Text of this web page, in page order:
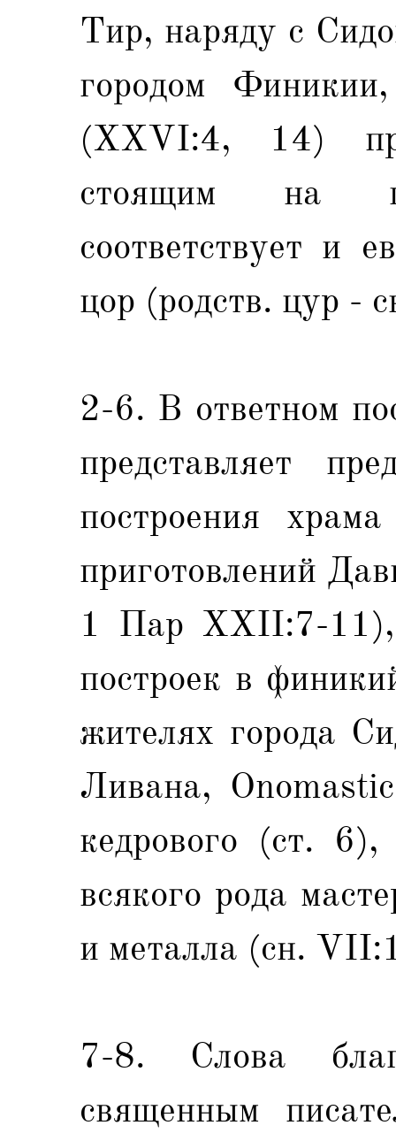
Тир, наряду с
городом
(XXVI:4, 14)
стоящим на
соответствует и
цор (родств. цур -
2-6. В ответном
представляет
построения
приготовлений
1 Пар XXII:7-11),
построек в
жителях города
Ливана,
кедрового (ст.
всякого рода
и металла (сн.
7-8. Слова
священным